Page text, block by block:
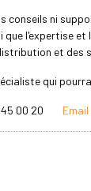
ni
l'expertise
et des
qui
00 20 Email